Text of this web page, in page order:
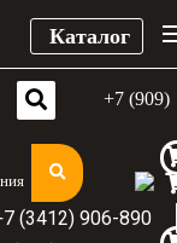
(3412) 906-890
Каталог
+7 (909)